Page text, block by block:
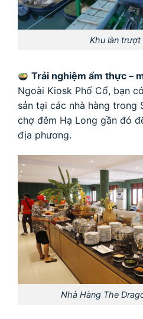
Khu làn trượt
Trải nghiệm ẩm thực –
Ngoài Kiosk Phố Cổ, bạn
sản tại các nhà hàng trong
chợ đêm Hạ Long gần đó
địa phương.
Nhà Hàng The